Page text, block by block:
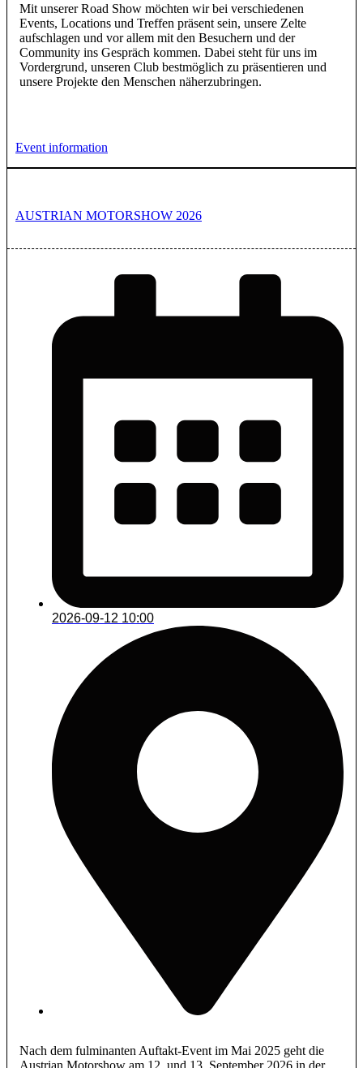
Mit unserer Road Show möchten wir bei verschiedenen
Events, Locations und Treffen präsent sein, unsere Zelte
aufschlagen und vor allem mit den Besuchern und der
Community ins Gespräch kommen. Dabei steht für uns im
Vordergrund, unseren Club bestmöglich zu präsentieren und
unsere Projekte den Menschen näherzubringen.
Event information
AUSTRIAN MOTORSHOW 2026
2026-09-12 10:00
Nach dem fulminanten Auftakt-Event im Mai 2025 geht die
Austrian Motorshow am 12. und 13. September 2026 in der